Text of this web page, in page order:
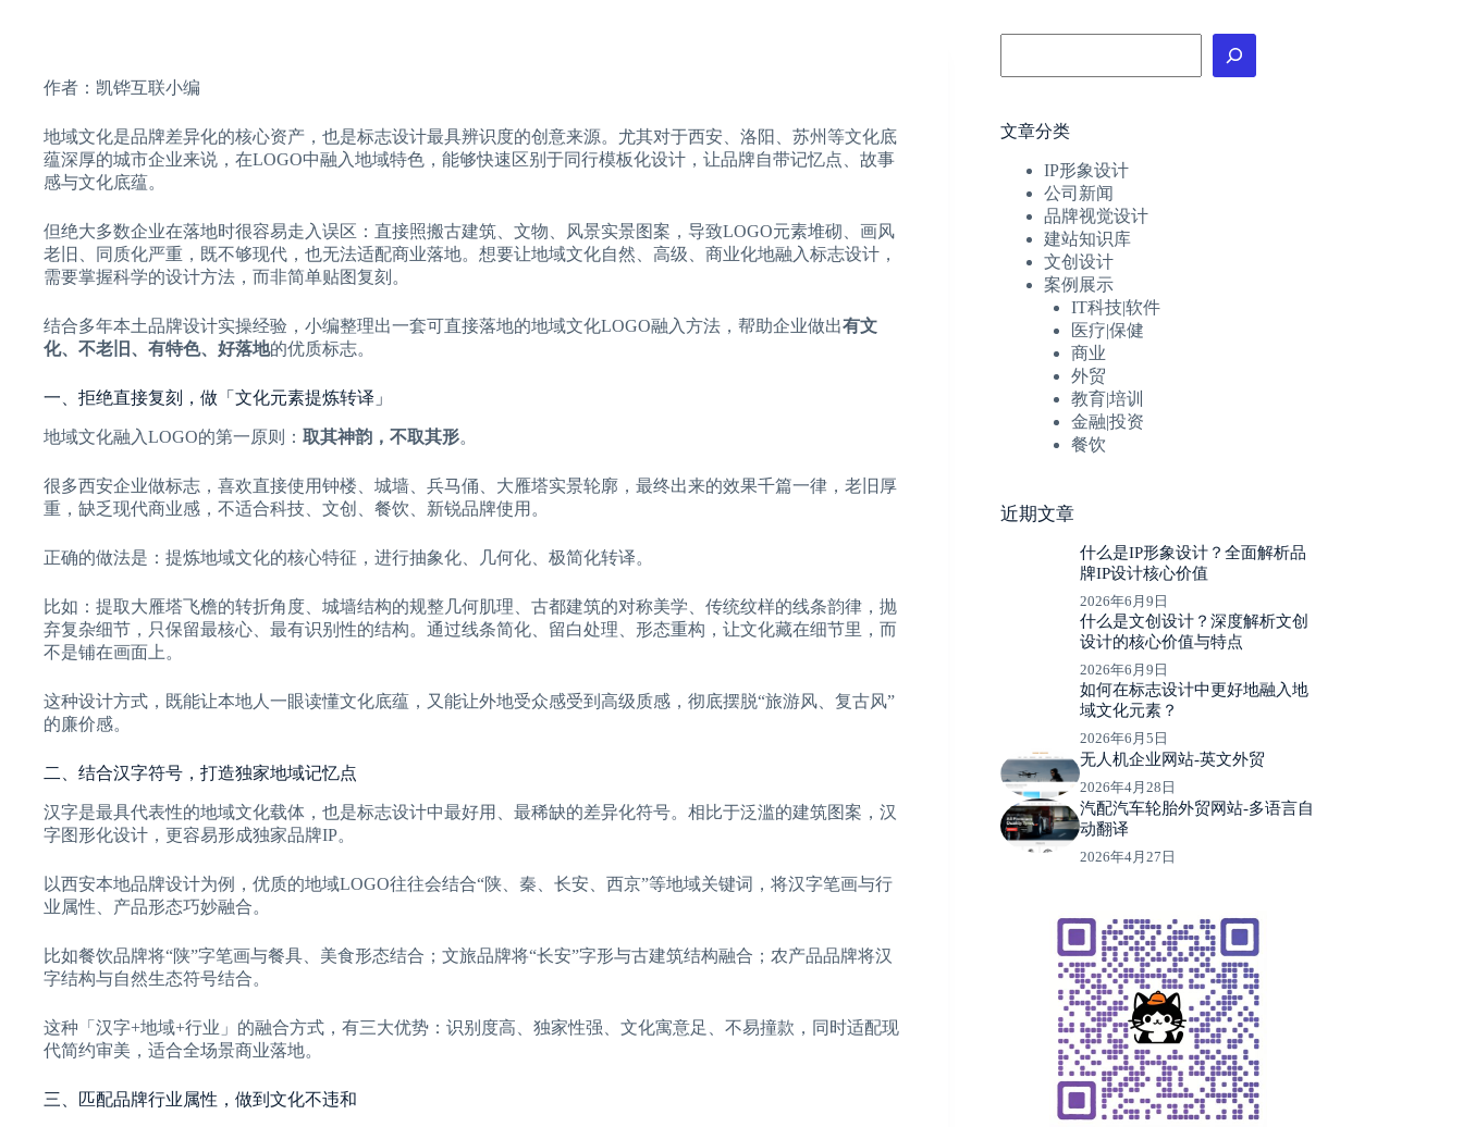
作者：凯铧互联小编
地域文化是品牌差异化的核心资产，也是标志设计最具辨识度的创意来源。尤其对于西安、洛阳、苏州等文化底
蕴深厚的城市企业来说，在LOGO中融入地域特色，能够快速区别于同行模板化设计，让品牌自带记忆点、故事
感与文化底蕴。
但绝大多数企业在落地时很容易走入误区：直接照搬古建筑、文物、风景实景图案，导致LOGO元素堆砌、画风
老旧、同质化严重，既不够现代，也无法适配商业落地。想要让地域文化自然、高级、商业化地融入标志设计，
需要掌握科学的设计方法，而非简单贴图复刻。
结合多年本土品牌设计实操经验，小编整理出一套可直接落地的地域文化LOGO融入方法，帮助企业做出有文
化、不老旧、有特色、好落地的优质标志。
一、拒绝直接复刻，做「文化元素提炼转译」
地域文化融入LOGO的第一原则： 取其神韵，不取其形。
很多西安企业做标志，喜欢直接使用钟楼、城墙、兵马俑、大雁塔实景轮廓，最终出来的效果千篇一律，老旧厚
重，缺乏现代商业感，不适合科技、文创、餐饮、新锐品牌使用。
正确的做法是：提炼地域文化的核心特征，进行抽象化、几何化、极简化转译。
比如：提取大雁塔飞檐的转折角度、城墙结构的规整几何肌理、古都建筑的对称美学、传统纹样的线条韵律，抛
弃复杂细节，只保留最核心、最有识别性的结构。通过线条简化、留白处理、形态重构，让文化藏在细节里，而
不是铺在画面上。
这种设计方式，既能让本地人一眼读懂文化底蕴，又能让外地受众感受到高级质感，彻底摆脱“旅游风、复古风”
的廉价感。
二、结合汉字符号，打造独家地域记忆点
汉字是最具代表性的地域文化载体，也是标志设计中最好用、最稀缺的差异化符号。相比于泛滥的建筑图案，汉
字图形化设计，更容易形成独家品牌IP。
以西安本地品牌设计为例，优质的地域LOGO往往会结合“陕、秦、长安、西京”等地域关键词，将汉字笔画与行
业属性、产品形态巧妙融合。
比如餐饮品牌将“陕”字笔画与餐具、美食形态结合；文旅品牌将“长安”字形与古建筑结构融合；农产品品牌将汉
字结构与自然生态符号结合。
这种「汉字+地域+行业」的融合方式，有三大优势：识别度高、独家性强、文化寓意足、不易撞款，同时适配现
代简约审美，适合全场景商业落地。
三、匹配品牌行业属性，做到文化不违和
文章分类
IP形象设计
公司新闻
品牌视觉设计
建站知识库
文创设计
案例展示
IT科技|软件
医疗|保健
商业
外贸
教育|培训
金融|投资
餐饮
近期文章
什么是IP形象设计？全面解析品
牌IP设计核心价值
2026年6月9日
什么是文创设计？深度解析文创
设计的核心价值与特点
2026年6月9日
如何在标志设计中更好地融入地
域文化元素？
2026年6月5日
无人机企业网站-英文外贸
2026年4月28日
汽配汽车轮胎外贸网站-多语言自
动翻译
2026年4月27日